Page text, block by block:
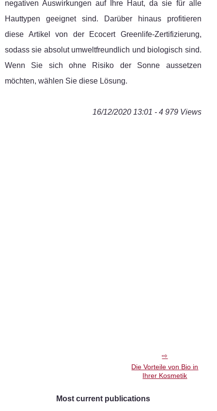
negativen Auswirkungen auf Ihre Haut, da sie für alle
Hauttypen geeignet sind. Darüber hinaus profitieren
diese Artikel von der Ecocert Greenlife-Zertifizierung,
sodass sie absolut umweltfreundlich und biologisch sind.
Wenn Sie sich ohne Risiko der Sonne aussetzen
möchten, wählen Sie diese Lösung.
16/12/2020 13:01 - 4 979 Views
Die Vorteile von Bio in
Ihrer Kosmetik
Most current publications